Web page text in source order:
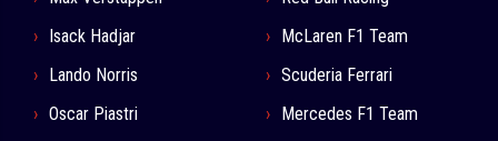
Isack Hadjar
Lando Norris
Oscar Piastri
McLaren F1 Team
Scuderia Ferrari
Mercedes F1 Team